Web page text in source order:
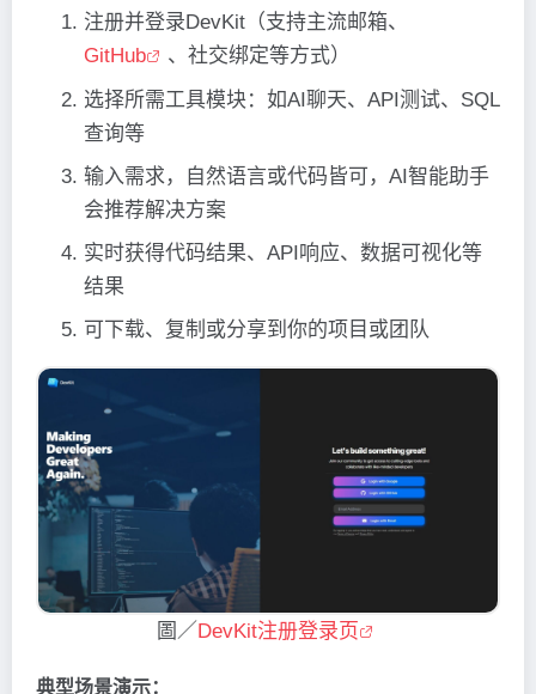
注册并登录DevKit（支持主流邮箱、
GitHub
、社交绑定等方式）
选择所需工具模块：如AI聊天、API测试、SQL
查询等
输入需求，自然语言或代码皆可，AI智能助手
会推荐解决方案
实时获得代码结果、API响应、数据可视化等
结果
可下载、复制或分享到你的项目或团队
圖／DevKit注册登录页
典型场景演示：